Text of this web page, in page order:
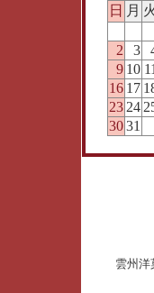
日 月
2
3
9 10 11
16 17
23 24
3031
雲州洋